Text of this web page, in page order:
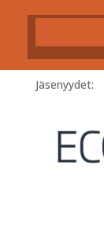
Jäsenyydet: